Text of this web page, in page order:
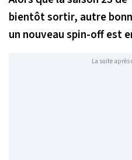
bientôt sortir, autre
un nouveau spin-off est
La suite